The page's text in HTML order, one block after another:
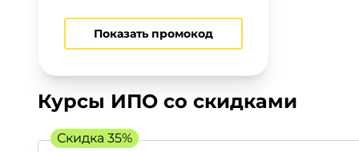
Показать промокод
Курсы ИПО со скидками
Скидка 35%